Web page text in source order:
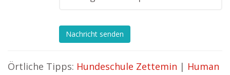
Nachricht senden
Örtliche Tipps: Hundeschule Zettemin | Human